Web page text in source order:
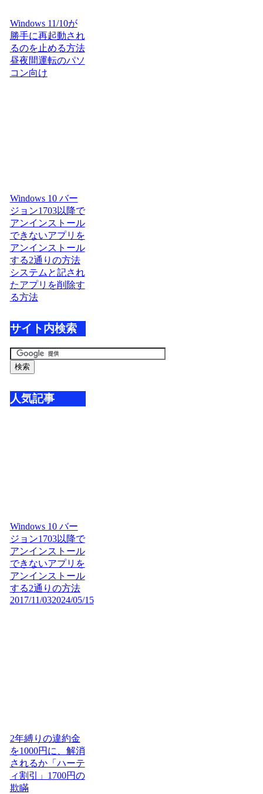
Windows 11/10が
勝手に再起動され
るのを止める方法
昼夜間運転のパソ
コン向け
Windows 10 バー
ジョン1703以降で
アンインストール
できないアプリを
アンインストール
する2通りの方法
システムと記され
たアプリを削除す
る方法
サイト内検索
人気記事
Windows 10 バー
ジョン1703以降で
アンインストール
できないアプリを
アンインストール
する2通りの方法
2017/11/032024/05/15
2年縛りの違約金
を1000円に、解消
されるか「ハーテ
ィ割引」1700円の
欺瞞